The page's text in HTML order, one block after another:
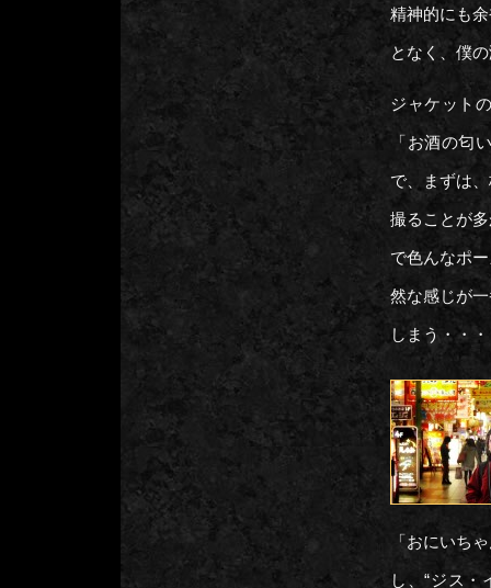
精神的にも
となく、僕
ジャケット
「お酒の匂
で、まずは
撮ることが
で色んなポ
然な感じが
しまう・・
「おにいち
し、“ジス